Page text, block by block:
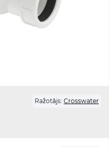
Ražotājs: Crosswater